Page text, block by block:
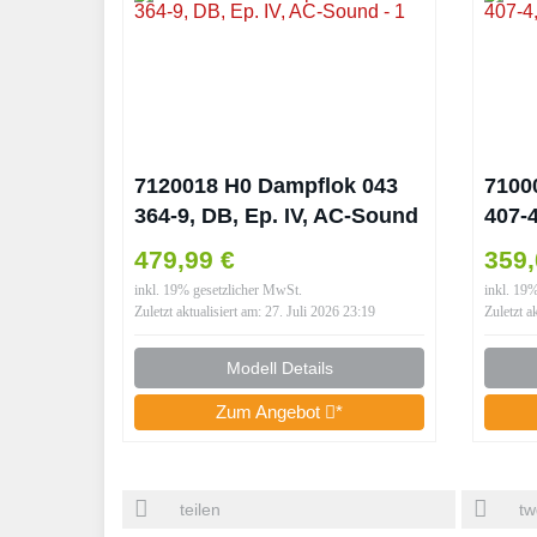
7120018 H0 Dampflok 043
364-9, DB, Ep. IV, AC-Sound
479,99 €
inkl. 19% gesetzlicher MwSt.
Zuletzt aktualisiert am: 27. Juli 2026 23:19
Modell Details
Zum Angebot *
407-
inkl.
Zuletzt
teilen